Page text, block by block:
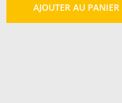
AJOUTER AU PANIER